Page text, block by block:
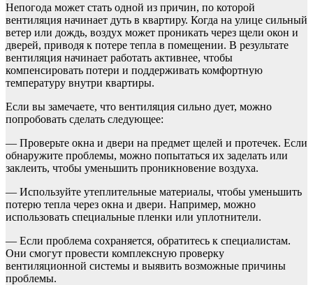
Непогода может стать одной из причин, по которой
вентиляция начинает дуть в квартиру. Когда на улице сильный
ветер или дождь, воздух может проникать через щели окон и
дверей, приводя к потере тепла в помещении. В результате
вентиляция начинает работать активнее, чтобы
компенсировать потери и поддерживать комфортную
температуру внутри квартиры.
Если вы замечаете, что вентиляция сильно дует, можно
попробовать сделать следующее:
— Проверьте окна и двери на предмет щелей и протечек. Если
обнаружите проблемы, можно попытаться их заделать или
заклеить, чтобы уменьшить проникновение воздуха.
— Используйте утеплительные материалы, чтобы уменьшить
потерю тепла через окна и двери. Например, можно
использовать специальные пленки или уплотнители.
— Если проблема сохраняется, обратитесь к специалистам.
Они смогут провести комплексную проверку
вентиляционной системы и выявить возможные причины
проблемы.